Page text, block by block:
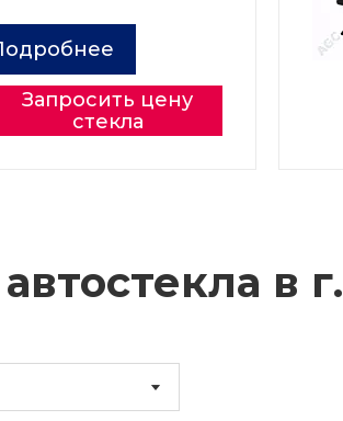
Запросить цену
стекла
в г.